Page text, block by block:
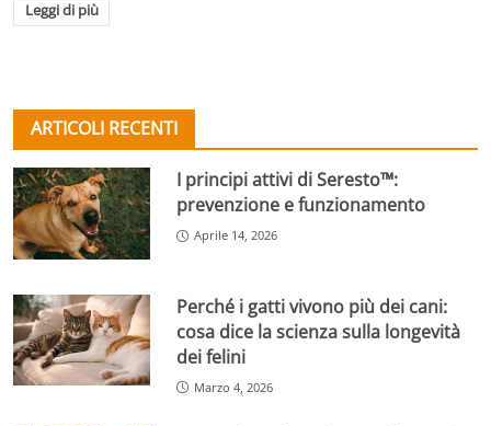
Leggi di più
ARTICOLI RECENTI
I principi attivi di Seresto™:
prevenzione e funzionamento
Aprile 14, 2026
Perché i gatti vivono più dei cani:
cosa dice la scienza sulla longevità
dei felini
Marzo 4, 2026